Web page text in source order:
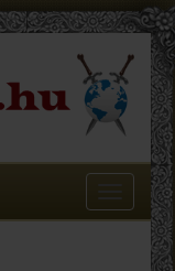
Toggle